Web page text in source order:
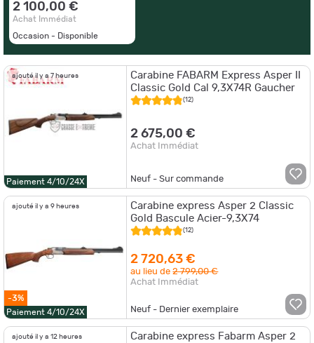
ajouté il y a 7 heures
Paiement 4/10/24X
Carabine FABARM Express Asper II
Classic Gold Cal 9,3X74R Gaucher
(12)
2 675,00 €
Achat Immédiat
Neuf - Sur commande
ajouté il y a 9 heures
-3%
Paiement 4/10/24X
Carabine express Asper 2 Classic
Gold Bascule Acier-9,3X74
(12)
2 720,63 €
au lieu de2 799,00 €
Achat Immédiat
Neuf - Dernier exemplaire
ajouté il y a 12 heures
Carabine express Fabarm Asper 2
2 100,00 €
Achat Immédiat
Occasion - Disponible